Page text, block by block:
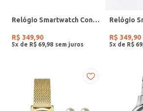
Relógio Smartwatch Condor PRETO
R$ 349,90
5x de R$ 69 98
R$ 349,90
5x de R$ 69